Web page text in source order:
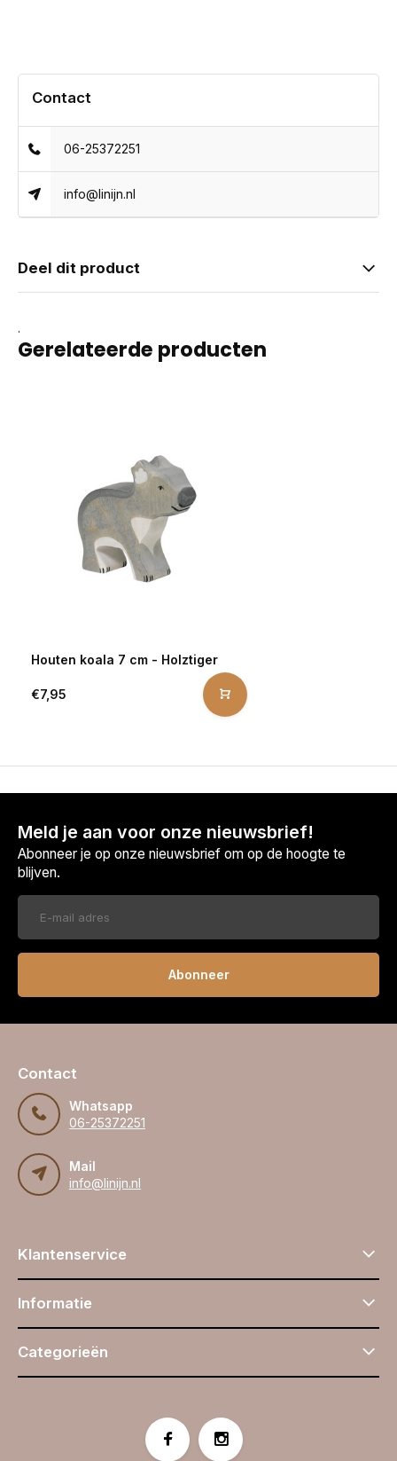
Contact
06-25372251
info@linijn.nl
Deel dit product
.
Gerelateerde producten
Houten koala 7 cm - Holztiger
€7,95
Meld je aan voor onze nieuwsbrief!
Abonneer je op onze nieuwsbrief om op de hoogte te
blijven.
Abonneer
Contact
Whatsapp
06-25372251
Mail
info@linijn.nl
Klantenservice
Informatie
Categorieën